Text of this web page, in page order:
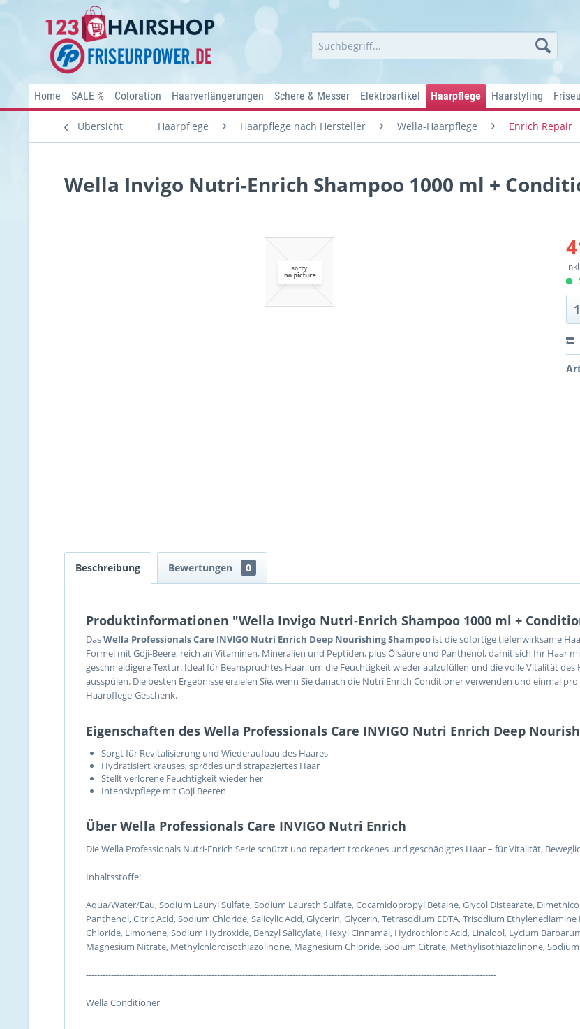
Home SALE % Coloration Haarverlängerungen Schere & Messer Elektroartikel Haarpflege Haarstyling
Übersicht Haarpflege Haarpflege nach Hersteller Wella-Haarpflege Enrich Repair
Wella Invigo Nutri-Enrich Shampoo 1000 ml +
Beschreibung Bewertungen 0
Produktinformationen "Wella Invigo Nutri-Enrich Shampoo 1000 ml +
DasWella Professionals Care INVIGO Nutri Enrich Deep Nourishing Shampoo ist die sofortige tiefenwirksame
Formel mit Goji-Beere, reich an Vitaminen, Mineralien und Peptiden, plus Ölsäure und Panthenol, damit sich Ihr Haar
geschmeidigere Textur. Ideal für Beanspruchtes Haar, um die Feuchtigkeit wieder aufzufüllen und die volle Vitalität
ausspülen. Die besten Ergebnisse erzielen Sie, wenn Sie danach die Nutri Enrich Conditioner verwenden und einmal
Haarpflege-Geschenk.
Eigenschaften des Wella Professionals Care INVIGO Nutri Enrich Deep
Sorgt für Revitalisierung und Wiederaufbau des Haares
Hydratisiert krauses, sprödes und strapaziertes Haar
Stellt verlorene Feuchtigkeit wieder her
Intensivpflege mit Goji Beeren
Über Wella Professionals Care INVIGO Nutri Enrich
Die Wella Professionals Nutri-Enrich Serie schützt und repariert trockenes und geschädigtes Haar – für Vitalität,
Inhaltsstoffe:
Aqua/Water/Eau, Sodium Lauryl Sulfate, Sodium Laureth Sulfate, Cocamidopropyl Betaine, Glycol Distearate,
Panthenol, Citric Acid, Sodium Chloride, Salicylic Acid, Glycerin, Glycerin, Tetrasodium EDTA, Trisodium
Chloride, Limonene, Sodium Hydroxide, Benzyl Salicylate, Hexyl Cinnamal, Hydrochloric Acid, Linalool, Lycium
Magnesium Nitrate, Methylchloroisothiazolinone, Magnesium Chloride, Sodium Citrate, Methylisothiazolinone,
---------------------------------------------------------------------------------------------------------------------------------------------------
Wella Conditioner